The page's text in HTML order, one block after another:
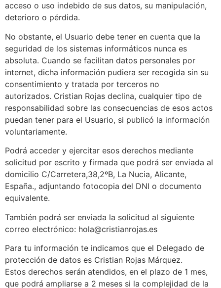
acceso o uso indebido de sus datos, su manipulación,
deterioro o pérdida.
No obstante, el Usuario debe tener en cuenta que la
seguridad de los sistemas informáticos nunca es
absoluta. Cuando se facilitan datos personales por
internet, dicha información pudiera ser recogida sin su
consentimiento y tratada por terceros no
autorizados. Cristian Rojas declina, cualquier tipo de
responsabilidad sobre las consecuencias de esos actos
puedan tener para el Usuario, si publicó la información
voluntariamente.
Podrá acceder y ejercitar esos derechos mediante
solicitud por escrito y firmada que podrá ser enviada al
domicilio C/Carretera,38,2ºB, La Nucia, Alicante,
España., adjuntando fotocopia del DNI o documento
equivalente.
También podrá ser enviada la solicitud al siguiente
correo electrónico: hola@cristianrojas.es
Para tu información te indicamos que el Delegado de
protección de datos es Cristian Rojas Márquez.
Estos derechos serán atendidos, en el plazo de 1 mes,
que podrá ampliarse a 2 meses si la complejidad de la